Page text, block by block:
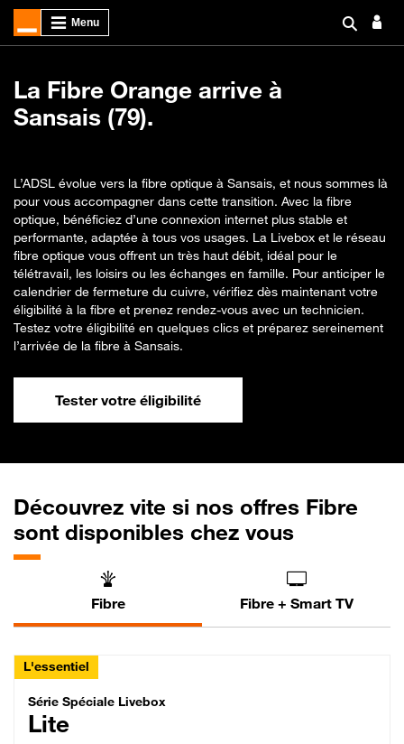
La Fibre Orange arrive à
Sansais (79).
L’ADSL évolue vers la fibre optique à Sansais, et nous sommes là
pour vous accompagner dans cette transition. Avec la fibre
optique, bénéficiez d’une connexion internet plus stable et
performante, adaptée à tous vos usages. La Livebox et le réseau
fibre optique vous offrent un très haut débit, idéal pour le
télétravail, les loisirs ou les échanges en famille. Pour anticiper le
calendrier de fermeture du cuivre, vérifiez dès maintenant votre
éligibilité à la fibre et prenez rendez-vous avec un technicien.
Testez votre éligibilité en quelques clics et préparez sereinement
l’arrivée de la fibre à Sansais.
Tester votre éligibilité
Découvrez vite si nos offres Fibre
sont disponibles chez vous
Fibre Fibre + Smart TV
L'essentiel
Série Spéciale Livebox Lite Fibre
Série Spéciale Livebox
Lite